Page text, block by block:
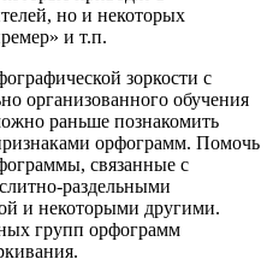
но и некоторых
и т.п.
зоркости с
организованного обучения
раньше познакомить
орфограмм. Помочь
связанные с
раздельными
и некоторыми другими.
групп орфограмм